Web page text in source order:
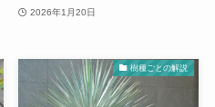
2026年1月20日
樹種ごとの解説